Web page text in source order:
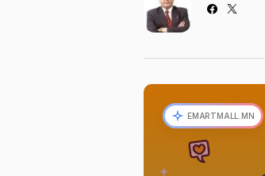
EMARTMALL.MN